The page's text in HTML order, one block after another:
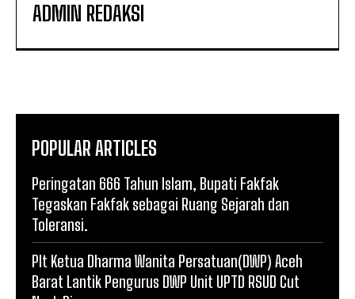
ADMIN REDAKSI
POPULAR ARTICLES
Peringatan 666 Tahun Islam, Bupati Fakfak
Tegaskan Fakfak sebagai Ruang Sejarah dan
Toleransi.
Plt Ketua Dharma Wanita Persatuan(DWP) Aceh
Barat Lantik Pengurus DWP Unit UPTD RSUD Cut